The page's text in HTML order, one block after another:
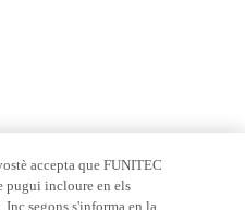
accepta que FUNITEC
pugui incloure en els
segons s'informa en la